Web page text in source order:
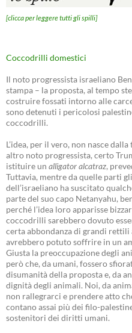
[clicca per leggere tutti gli spilli]
Coccodrilli domestici
Il noto progressista israeliano
stampa – la proposta, al tempo
costruire fossati intorno alle
sono detenuti i pericolosi
coccodrilli.
L’idea, per il vero, non nasce
altro noto progressista, certo
istituire un alligator alcatraz,
Tuttavia, mentre da quelle parti
dell’israeliano ha suscitato
parte del suo capo Netanyahu,
perché l’idea loro apparisse
coccodrilli sarebbero dovuto
certa abbondanza di grandi
avrebbero potuto soffrire in un
Giusta la preoccupazione degli
però che, da umani, fossero
disumanità della proposta e, da
dignità degli animali. Noi, da
non rallegrarci e prendere atto
contano assai più dei filo-
sostenitori dei diritti umani.